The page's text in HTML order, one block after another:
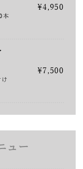
本
¥4,950
¥7,500
ュー